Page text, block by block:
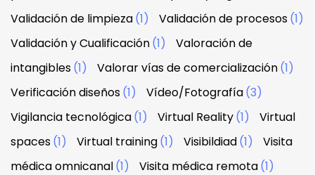
Validación de limpieza(1) Validación de procesos(1)
Validación y Cualificación(1)
Valoración de
intangibles(1) Valorar vías de comercialización(1)
Verificación diseños(1) Vídeo/Fotografía(3)
Vigilancia tecnológica(1) Virtual Reality(1)
Virtual
spaces(1) Virtual training(1) Visibildiad(1)
Visita
médica omnicanal(1) Visita médica remota(1)